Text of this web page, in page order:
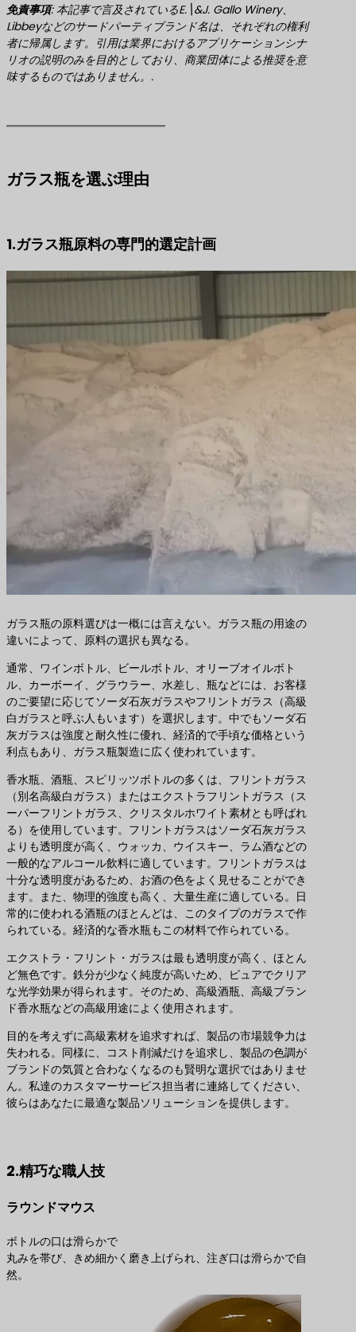
免責事項​: 本記事で言及されているE.\&J. Gallo Winery、
Libbeyなどのサードパーティブランド名は、それぞれの権利
者に帰属します。引用は業界におけるアプリケーションシナ
リオの説明のみを目的としており、商業団体による推奨を意
味するものではありません。.
ガラス瓶を選ぶ理由
1.ガラス瓶原料の専門的選定計画
ガラス瓶の原料選びは一概には言えない。ガラス瓶の用途の
違いによって、原料の選択も異なる。
通常、ワインボトル、ビールボトル、オリーブオイルボト
ル、カーボーイ、グラウラー、水差し、瓶などには、お客様
のご要望に応じてソーダ石灰ガラスやフリントガラス（高級
白ガラスと呼ぶ人もいます）を選択します。中でもソーダ石
灰ガラスは強度と耐久性に優れ、経済的で手頃な価格という
利点もあり、ガラス瓶製造に広く使われています。
香水瓶、酒瓶、スピリッツボトルの多くは、フリントガラス
（別名高級白ガラス）またはエクストラフリントガラス（ス
ーパーフリントガラス、クリスタルホワイト素材とも呼ばれ
る）を使用しています。フリントガラスはソーダ石灰ガラス
よりも透明度が高く、ウォッカ、ウイスキー、ラム酒などの
一般的なアルコール飲料に適しています。フリントガラスは
十分な透明度があるため、お酒の色をよく見せることができ
ます。また、物理的強度も高く、大量生産に適している。日
常的に使われる酒瓶のほとんどは、このタイプのガラスで作
られている。経済的な香水瓶もこの材料で作られている。
エクストラ・フリント・ガラスは最も透明度が高く、ほとん
ど無色です。鉄分が少なく純度が高いため、ピュアでクリア
な光学効果が得られます。そのため、高級酒瓶、高級ブラン
ド香水瓶などの高級用途によく使用されます。
目的を考えずに高級素材を追求すれば、製品の市場競争力は
失われる。同様に、コスト削減だけを追求し、製品の色調が
ブランドの気質と合わなくなるのも賢明な選択ではありませ
ん。私達のカスタマーサービス担当者に連絡してください、
彼らはあなたに最適な製品ソリューションを提供します。
2.精巧な職人技
ラウンドマウス
ボトルの口は滑らかで
丸みを帯び、きめ細かく磨き上げられ、注ぎ口は滑らかで自
然。